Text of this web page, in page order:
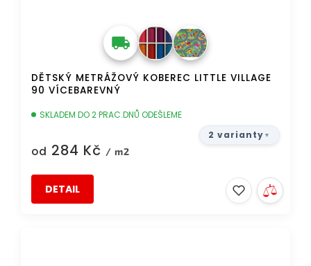
DĚTSKÝ METRÁŽOVÝ KOBEREC LITTLE VILLAGE
90 VÍCEBAREVNÝ
SKLADEM DO 2 PRAC.DNŮ ODEŠLEME
od 284 Kč / m2
DETAIL
2 varianty